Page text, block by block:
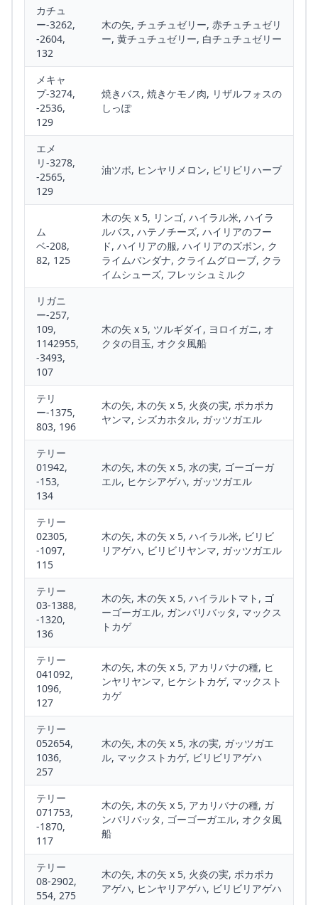
カチュ
ー-3262,
-2604,
132
木の矢, チュチュゼリー, 赤チュチュゼリ
ー, 黄チュチュゼリー, 白チュチュゼリー
メキャ
プ-3274,
-2536,
129
焼きバス, 焼きケモノ肉, リザルフォスの
しっぽ
エメ
リ-3278,
-2565,
129
油ツボ, ヒンヤリメロン, ビリビリハーブ
ム
ベ-208,
82, 125
木の矢 x 5, リンゴ, ハイラル米, ハイラ
ルバス, ハテノチーズ, ハイリアのフー
ド, ハイリアの服, ハイリアのズボン, ク
ライムバンダナ, クライムグローブ, クラ
イムシューズ, フレッシュミルク
リガニ
ー-257,
109,
1142955,
-3493,
107
木の矢 x 5, ツルギダイ, ヨロイガニ, オ
クタの目玉, オクタ風船
テリ
ー-1375,
803, 196
木の矢, 木の矢 x 5, 火炎の実, ポカポカ
ヤンマ, シズカホタル, ガッツガエル
テリー
01942,
-153,
134
木の矢, 木の矢 x 5, 水の実, ゴーゴーガ
エル, ヒケシアゲハ, ガッツガエル
テリー
02305,
-1097,
115
木の矢, 木の矢 x 5, ハイラル米, ビリビ
リアゲハ, ビリビリヤンマ, ガッツガエル
テリー
03-1388,
-1320,
136
木の矢, 木の矢 x 5, ハイラルトマト, ゴ
ーゴーガエル, ガンバリバッタ, マックス
トカゲ
テリー
041092,
1096,
127
木の矢, 木の矢 x 5, アカリバナの種, ヒ
ンヤリヤンマ, ヒケシトカゲ, マックスト
カゲ
テリー
052654,
1036,
257
木の矢, 木の矢 x 5, 水の実, ガッツガエ
ル, マックストカゲ, ビリビリアゲハ
テリー
071753,
-1870,
117
木の矢, 木の矢 x 5, アカリバナの種, ガ
ンバリバッタ, ゴーゴーガエル, オクタ風
船
テリー
08-2902,
554, 275
木の矢, 木の矢 x 5, 火炎の実, ポカポカ
アゲハ, ヒンヤリアゲハ, ビリビリアゲハ